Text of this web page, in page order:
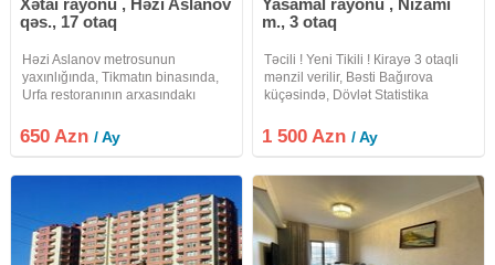
qəs., 17 otaq
Həzi Aslanov metrosunun
yaxınlığında, Tikmatın binasında,
Urfa restoranının arxasındakı
üst otaqlı, tam əşyalı mənzil kirayə
verilir. Mənzil 17 mərtəbəli binanın
650 Azn/ Ay
m., 3 otaq
Təcili ! Yeni Tikili ! Кirayə 3 otaqli
mənzil verilir, Bəsti Bağırova
küçəsində, Dövlət Statistika
center və "Nizami" metrosu
yaxinliğinda. Mərtəbə: 18/13.
1 500 Azn/ Ay